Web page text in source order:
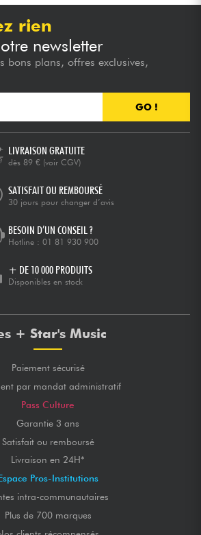
rien
newsletter
bons plans, offres exclusives,
GO !
LIVRAISON GRATUITE
dès 89 € (voir CGV)
SATISFAIT OU REMBOURSÉ
30 jours pour changer d’avis
BESOIN D’UN CONSEIL ?
Hotline : 01 81 930 900
+ DE 10 000 PRODUITS
Disponibles en stock
+ Star's Music
Paiement sécurisé
par mandat administratif
Pass Culture
Garantie 3 ans
Satisfait ou remboursé
Livraison en 24H*
Pros-Institutions
intra-communautaires
Plus de 700 marques